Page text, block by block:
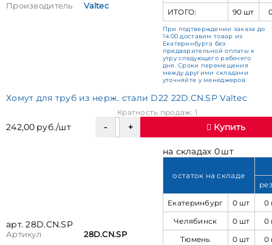
Производитель
Valtec
ИТОГО:
90 шт
При подтверждении заказа до
14:00 доставим товар из
Екатеринбурга без
предварительной оплаты к
утру следующего рабочего
дня. Сроки перемещения
между другими складами
уточняйте у менеджеров.
Хомут для труб из нерж. стали D22 22D.CN.SP Valtec
242,00 руб./шт
Кратность продаж: 1
Купить
арт. 28D.CN.SP
Артикул
28D.CN.SP
на складах 0 шт
остаток на складе
Екатеринбург
0 шт
0
Челябинск
0 шт
0
Тюмень
0 шт
0